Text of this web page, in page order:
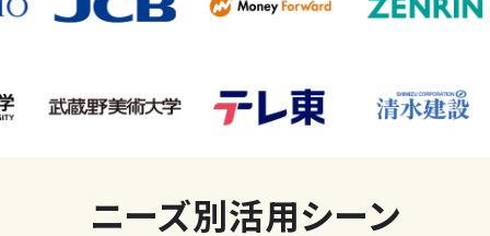
ニーズ別活用シーン